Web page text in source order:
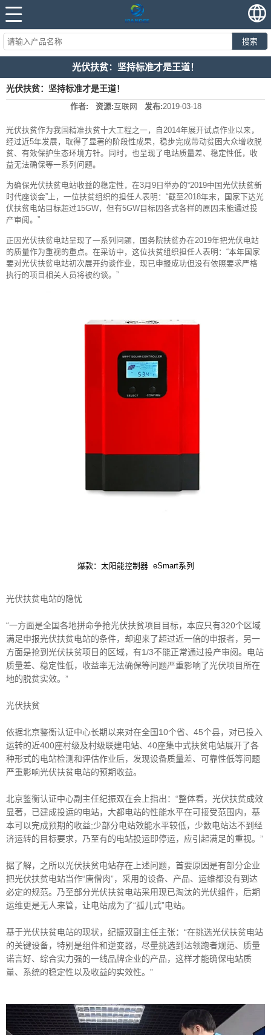
搜索
光伏扶贫：坚持标准才是王道！
光伏扶贫：坚持标准才是王道！
作者: 资源:互联网 发布:2019-03-18
光伏扶贫作为我国精准扶贫十大工程之一，自2014年展开试点作业以来，
经过近5年发展，取得了显著的阶段性成果，稳步完成带动贫困大众增收脱
贫、有效保护生态环境方针。同时，也呈现了电站质量差、稳定性低，收
益无法确保等一系列问题。
为确保光伏扶贫电站收益的稳定性，在3月9日举办的“2019中国光伏扶贫新
时代座谈会”上，一位扶贫组织的担任人表明：“截至2018年末，国家下达光
伏扶贫电站目标超过15GW，但有5GW目标因各式各样的原因未能通过投
产审阅。”
正因光伏扶贫电站呈现了一系列问题，国务院扶贫办在2019年把光伏电站
的质量作为重视的重点。在采访中，这位扶贫组织担任人表明：“本年国家
要对光伏扶贫电站初次展开约谈作业，现已申报成功但没有依照要求严格
执行的项目相关人员将被约谈。”
爆款：太阳能控制器 eSmart系列
光伏扶贫电站的隐忧
“一方面是全国各地拼命争抢光伏扶贫项目目标，本应只有320个区域
满足申报光伏扶贫电站的条件，却迎来了超过近一倍的申报者，另一
方面是抢到光伏扶贫项目的区域，有1/3不能正常通过投产审阅。电站
质量差、稳定性低，收益率无法确保等问题严重影响了光伏项目所在
地的脱贫实效。”
光伏扶贫
依据北京鉴衡认证中心长期以来对在全国10个省、45个县，对已投入
运转的近400座村级及村级联建电站、40座集中式扶贫电站展开了各
种形式的电站检测和评估作业后，发现设备质量差、可靠性低等问题
严重影响光伏扶贫电站的预期收益。
北京鉴衡认证中心副主任纪振双在会上指出：“整体看，光伏扶贫成效
显著，已建成投运的电站，大都电站的性能水平在可接受范围内，基
本可以完成预期的收益;少部分电站效能水平较低，少数电站达不到经
济运转的目标要求，乃至有的电站投运即停运，应引起满足的重视。”
据了解，之所以光伏扶贫电站存在上述问题，首要原因是有部分企业
把光伏扶贫电站当作“唐僧肉”，采用的设备、产品、运维都没有到达
必定的规范。乃至部分光伏扶贫电站采用现已淘汰的光伏组件，后期
运维更是无人来管，让电站成为了“孤儿式”电站。
基于光伏扶贫电站的现状，纪振双副主任主张：“在挑选光伏扶贫电站
的关键设备，特别是组件和逆变器，尽量挑选到达领跑者规范、质量
诺言好、综合实力强的一线品牌企业的产品，这样才能确保电站质
量、系统的稳定性以及收益的实效性。”